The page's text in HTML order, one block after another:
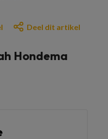
Deel dit artikel
Hondema